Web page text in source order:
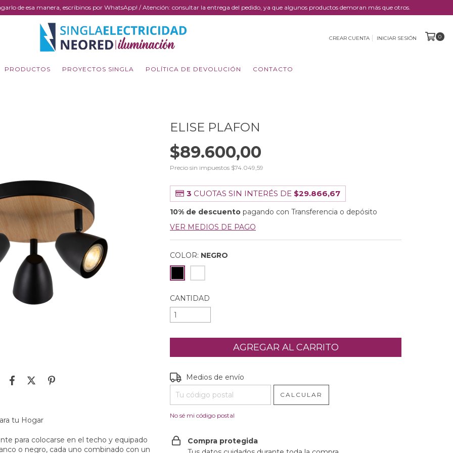
de esa manera, escribinos por WhatsApp! / Atención: consultar la entrega del pedido, ya que algunos productos demoran más que otros.
CREAR CUENTA INICIAR SESIÓN 0
PRODUCTOS PROYECTOS SINGLA POLÍTICA DE DEVOLUCIÓN CONTACTO
tu Hogar
para colocarse en el techo y equipado
o negro, cada uno combinado con un
ELISE PLAFON
$89.600,00
Precio sin impuestos $74.049,59
3 CUOTAS SIN INTERÉS DE $29.866,67
10% de descuento pagando con Transferencia o depósito
VER MEDIOS DE PAGO
COLOR: NEGRO
CANTIDAD
Entregas para el CP:
Medios de envío
CALCULAR
No sé mi código postal
Compra protegida